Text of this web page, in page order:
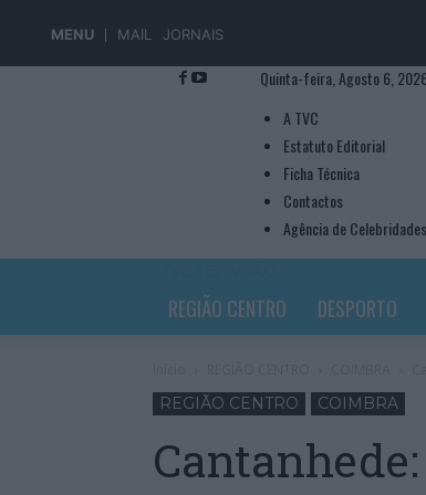
MENU MAIL JORNAIS
Quinta-feira, Agosto 6,
A TVC
Estatuto Editorial
Ficha Técnica
Contactos
Agência de Celebridades
REGIÃO CENTRO DESPORTO
REGIÃO CENTRO COIMBRA